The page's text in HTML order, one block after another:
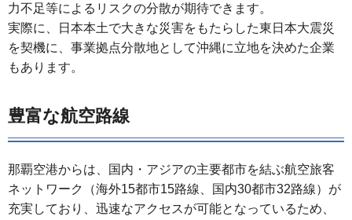
力不足等によるリスクの分散が期待できます。
実際に、日本本土で大きな災害をもたらした東日本大震災
を契機に、事業拠点分散地として沖縄に立地を決めた企業
もあります。
豊富な航空路線
那覇空港からは、国内・アジアの主要都市を結ぶ航空旅客
ネットワーク（海外15都市15路線、国内30都市32路線）が
充実しており、迅速なアクセスが可能となっているため、